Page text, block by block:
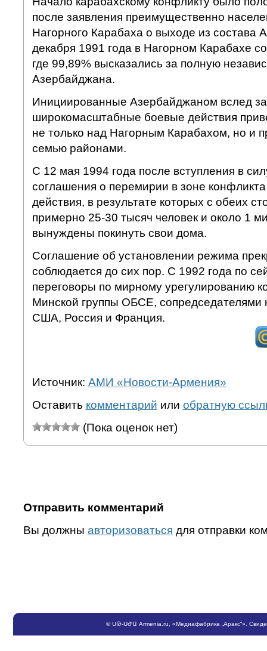
после заявления преимущественно
Нагорного Карабаха о выходе из состава
декабря 1991 года в Нагорном Карабахе
где 99,89% высказались за полную
Азербайджана.
Инициированные Азербайджаном вслед
широкомасштабные боевые действия
не только над Нагорным Карабахом, но и
семью районами.
С 12 мая 1994 года после вступления в
соглашения о перемирии в зоне
действия, в результате которых с обеих
примерно 25-30 тысяч человек и около 1
вынуждены покинуть свои дома.
Соглашение об установлении режима
соблюдается до сих пор. С 1992 года по
переговоры по мирному урегулированию
Минской группы ОБСЕ, сопредседателями
США, Россия и Франция.
Источник: АМИ «Новости-Армения»
Оставить комментарий или обратную
(Пока оценок нет)
Отправить комментарий
Вы должны авторизоваться для отправки
©ՍԹ-ՍԺԱ Armenia.ru , «Медиафабрика „Аракс“».